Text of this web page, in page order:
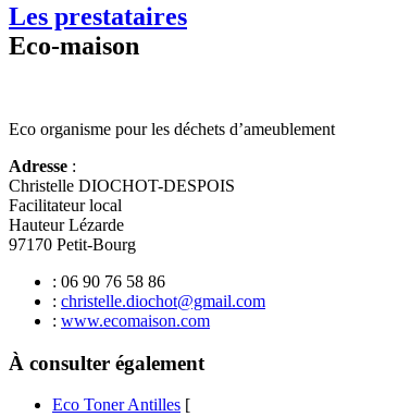
Les prestataires
Eco-maison
Eco organisme pour les déchets d’ameublement
Adresse :
Christelle DIOCHOT-DESPOIS
Facilitateur local
Hauteur Lézarde
97170 Petit-Bourg
: 06 90 76 58 86
: christelle.diochot@gmail.com
: www.ecomaison.com
À consulter également
Eco Toner Antilles [